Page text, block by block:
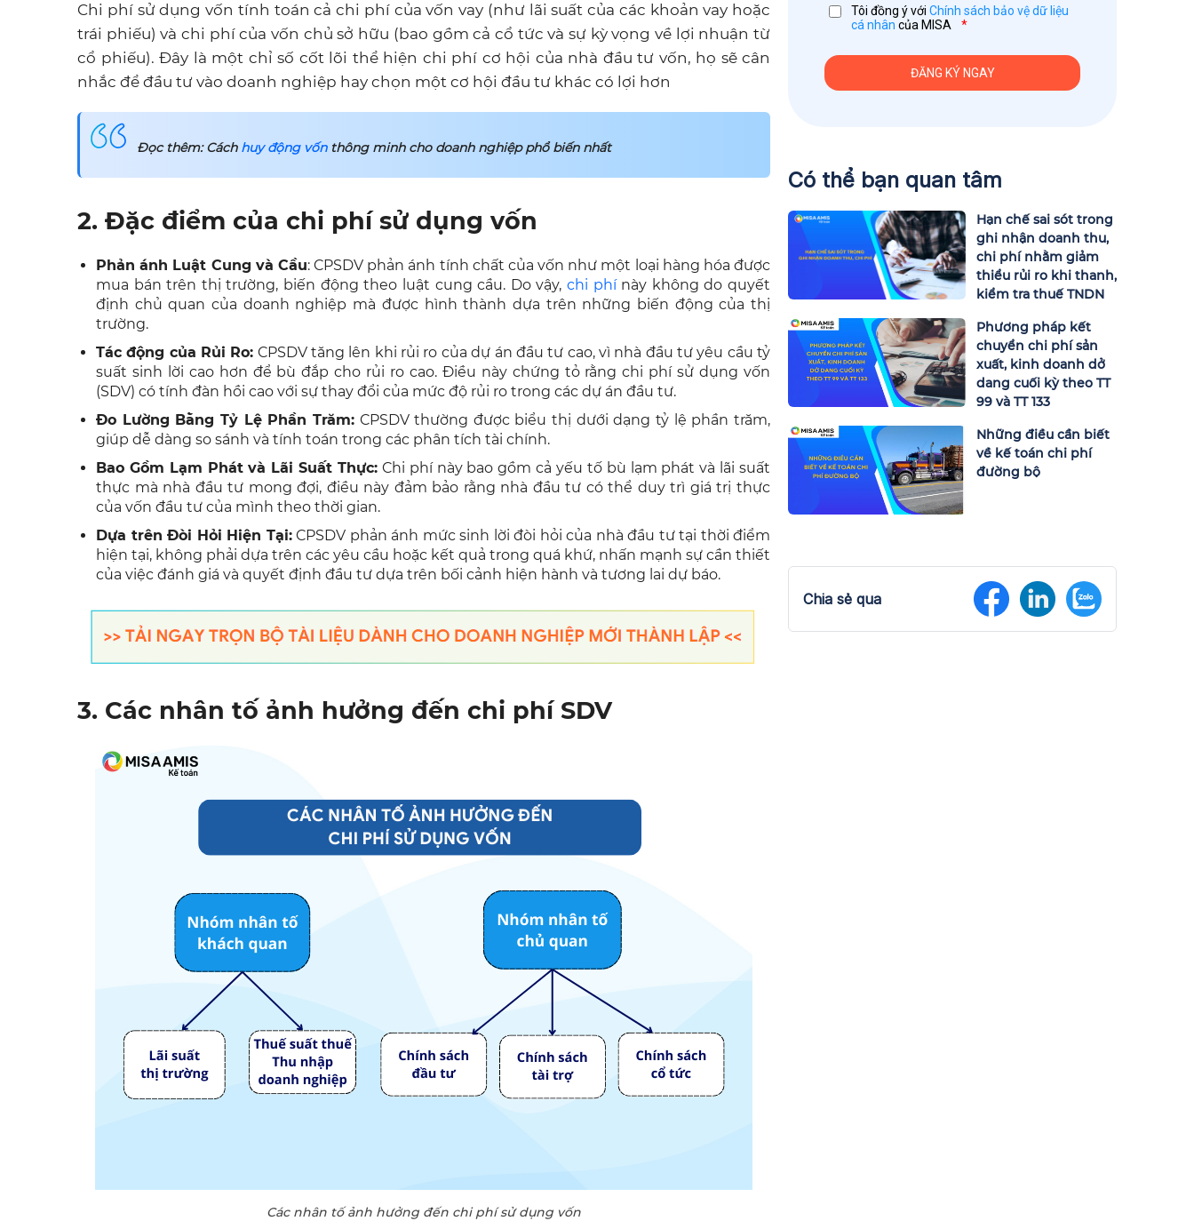
Chi phí sử dụng vốn tính toán cả chi phí của vốn vay (như lãi suất của các khoản vay hoặc
trái phiếu) và chi phí của vốn chủ sở hữu (bao gồm cả cổ tức và sự kỳ vọng về lợi nhuận từ
cổ phiếu). Đây là một chỉ số cốt lõi thể hiện chi phí cơ hội của nhà đầu tư vốn, họ sẽ cân
nhắc để đầu tư vào doanh nghiệp hay chọn một cơ hội đầu tư khác có lợi hơn
Đọc thêm: Cách huy động vốnthông minh cho doanh nghiệp phổ biến nhất
2. Đặc điểm của chi phí sử dụng vốn
Phản ánh Luật Cung và Cầu: CPSDV phản ánh tính chất của vốn như một loại hàng hóa được
mua bán trên thị trường, biến động theo luật cung cầu. Do vậy, chi phínày không do quyết
định chủ quan của doanh nghiệp mà được hình thành dựa trên những biến động của thị
trường.
Tác động của Rủi Ro: CPSDV tăng lên khi rủi ro của dự án đầu tư cao, vì nhà đầu tư yêu cầu tỷ
suất sinh lời cao hơn để bù đắp cho rủi ro cao. Điều này chứng tỏ rằng chi phí sử dụng vốn
(SDV) có tính đàn hồi cao với sự thay đổi của mức độ rủi ro trong các dự án đầu tư.
Đo Lường Bằng Tỷ Lệ Phần Trăm:CPSDV thường được biểu thị dưới dạng tỷ lệ phần trăm,
giúp dễ dàng so sánh và tính toán trong các phân tích tài chính.
Bao Gồm Lạm Phát và Lãi Suất Thực: Chi phí này bao gồm cả yếu tố bù lạm phát và lãi suất
thực mà nhà đầu tư mong đợi, điều này đảm bảo rằng nhà đầu tư có thể duy trì giá trị thực
của vốn đầu tư của mình theo thời gian.
Dựa trên Đòi Hỏi Hiện Tại:CPSDV phản ánh mức sinh lời đòi hỏi của nhà đầu tư tại thời điểm
hiện tại, không phải dựa trên các yêu cầu hoặc kết quả trong quá khứ, nhấn mạnh sự cần thiết
của việc đánh giá và quyết định đầu tư dựa trên bối cảnh hiện hành và tương lai dự báo.
3. Các nhân tố ảnh hưởng đến chi phí SDV
Các nhân tố ảnh hưởng đến chi phí sử dụng vốn
Tôi đồng ý với Chính sách bảo vệ dữ liệu
cá nhân của MISA *
Có thể bạn quan tâm
Hạn chế sai sót trong
ghi nhận doanh thu,
chi phí nhằm giảm
thiểu rủi ro khi thanh,
kiểm tra thuế TNDN
Phương pháp kết
chuyển chi phí sản
xuất, kinh doanh dở
dang cuối kỳ theo TT
99 và TT 133
Những điều cần biết
về kế toán chi phí
đường bộ
Chia sẻ qua